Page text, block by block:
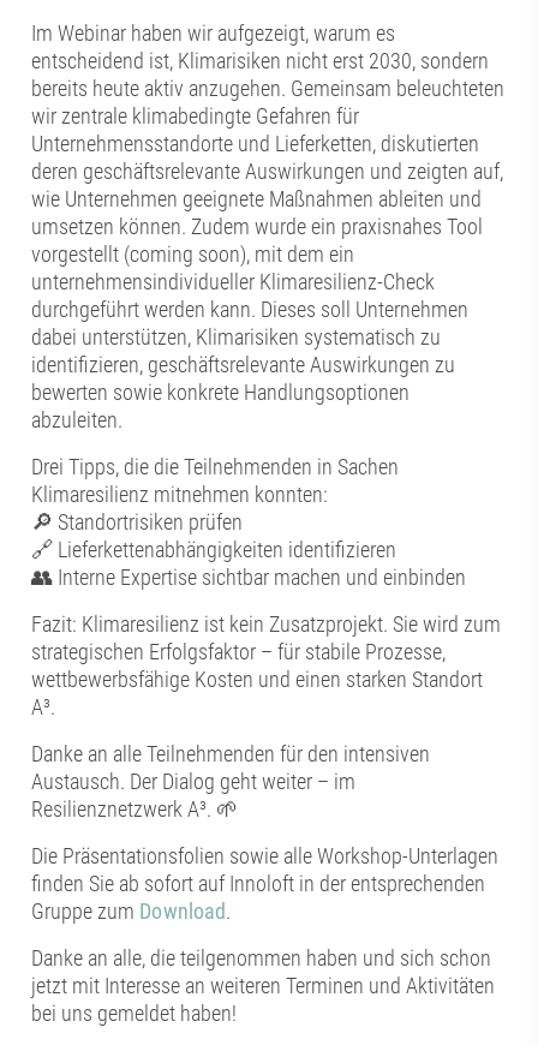
Im Webinar haben wir aufgezeigt, warum es
entscheidend ist, Klimarisiken nicht erst 2030, sondern
bereits heute aktiv anzugehen. Gemeinsam beleuchteten
wir zentrale klimabedingte Gefahren für
Unternehmensstandorte und Lieferketten, diskutierten
deren geschäftsrelevante Auswirkungen und zeigten auf,
wie Unternehmen geeignete Maßnahmen ableiten und
umsetzen können. Zudem wurde ein praxisnahes Tool
vorgestellt (coming soon), mit dem ein
unternehmensindividueller Klimaresilienz-Check
durchgeführt werden kann. Dieses soll Unternehmen
dabei unterstützen, Klimarisiken systematisch zu
identifizieren, geschäftsrelevante Auswirkungen zu
bewerten sowie konkrete Handlungsoptionen
abzuleiten.
Drei Tipps, die die Teilnehmenden in Sachen
Klimaresilienz mitnehmen konnten:
🔎 Standortrisiken prüfen
🔗 Lieferkettenabhängigkeiten identifizieren
👥 Interne Expertise sichtbar machen und einbinden
Fazit: Klimaresilienz ist kein Zusatzprojekt. Sie wird zum
strategischen Erfolgsfaktor – für stabile Prozesse,
wettbewerbsfähige Kosten und einen starken Standort
A³.
Danke an alle Teilnehmenden für den intensiven
Austausch. Der Dialog geht weiter – im
Resilienznetzwerk A³. 🌱
Die Präsentationsfolien sowie alle Workshop-Unterlagen
finden Sie ab sofort auf Innoloft in der entsprechenden
Gruppe zum Download.
Danke an alle, die teilgenommen haben und sich schon
jetzt mit Interesse an weiteren Terminen und Aktivitäten
bei uns gemeldet haben!